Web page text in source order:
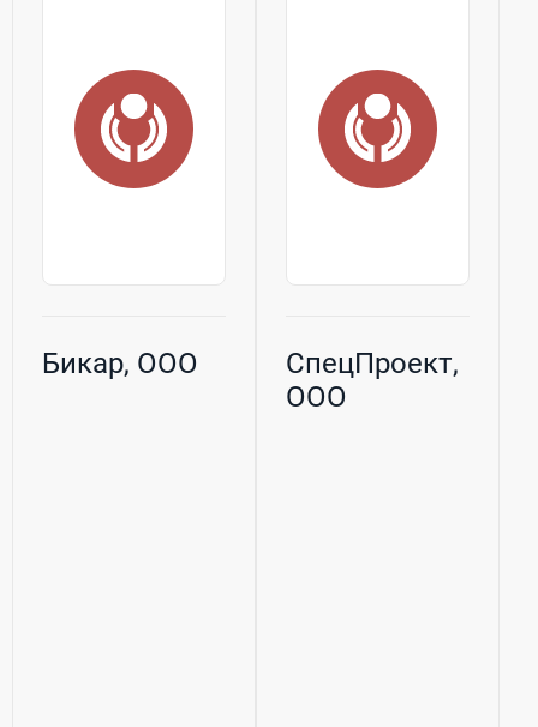
Бикар, ООО
СпецПроект,
ООО